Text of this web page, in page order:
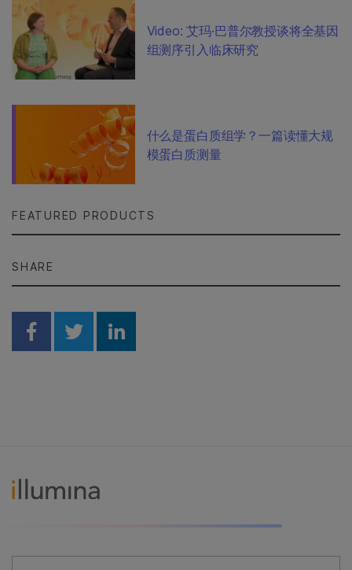
Video: 艾玛·巴普尔教授谈将全基因
组测序引入临床研究
什么是蛋白质组学？一篇读懂大规
模蛋白质测量
FEATURED PRODUCTS
SHARE
Share on Facebook
Share on Twitter
Share on Linkedin